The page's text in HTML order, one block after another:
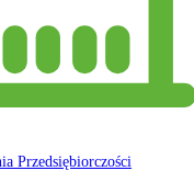
Przedsiębiorczości